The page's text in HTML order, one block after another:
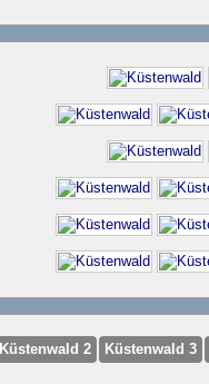
Küstenwald 2 Küstenwald 3